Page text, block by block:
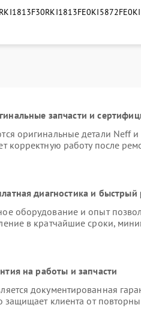
KI1813F30RKI1813FE0KI5872FE0
запчасти и
оригинальные детали Neff
корректную работу после
диагностика и
оборудование и опыт
в кратчайшие сроки,
на работы и запчасти
документированная
защищает клиента от